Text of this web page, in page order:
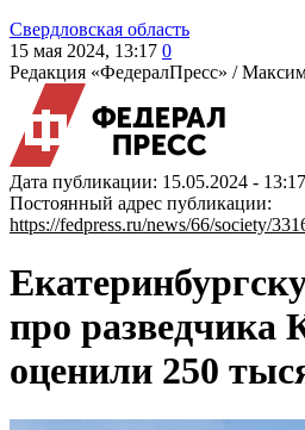
Свердловская область
15 мая 2024, 13:17 0
Редакция «ФедералПресс» /
Дата публикации: 15.05.2024 - 13:17
Постоянный адрес публикации:
https://fedpress.ru/news/66/society/
про разведчика
оценили 250